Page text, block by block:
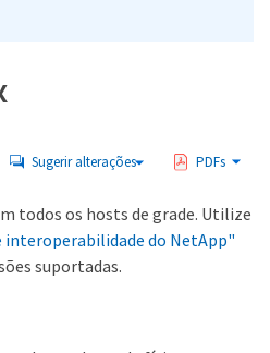
Sugerir alterações PDFs
todos os hosts de grade. Utilize
interoperabilidade do NetApp"
suportadas.